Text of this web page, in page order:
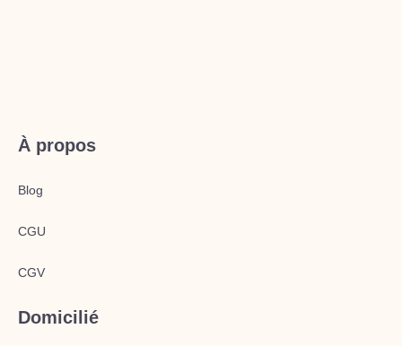
À propos
Blog
CGU
CGV
Domicilié